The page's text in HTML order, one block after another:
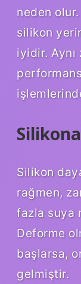
neden
silikon
iyidir.
Silikon
rağmen,
fazla suya
Deforme
başlarsa,
gelmiştir.